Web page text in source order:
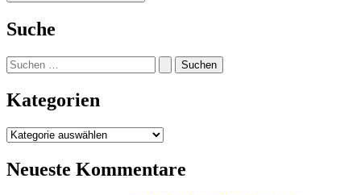
Suche
Suchen
nach:
Kategorien
Kategorien
Neueste Kommentare